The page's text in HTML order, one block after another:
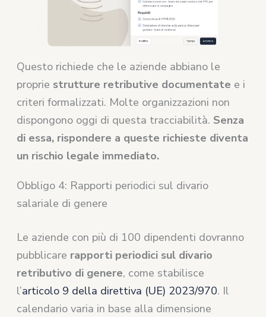
Questo richiede che le aziende abbiano le
proprie strutture retributive documentate e i
criteri formalizzati. Molte organizzazioni non
dispongono oggi di questa tracciabilità. Senza
di essa, rispondere a queste richieste diventa
un rischio legale immediato.
Obbligo 4: Rapporti periodici sul divario
salariale di genere
Le aziende con più di 100 dipendenti dovranno
pubblicare rapporti periodici sul divario
retributivo di genere, come stabilisce
l’articolo 9 della direttiva (UE) 2023/970. Il
calendario varia in base alla dimensione